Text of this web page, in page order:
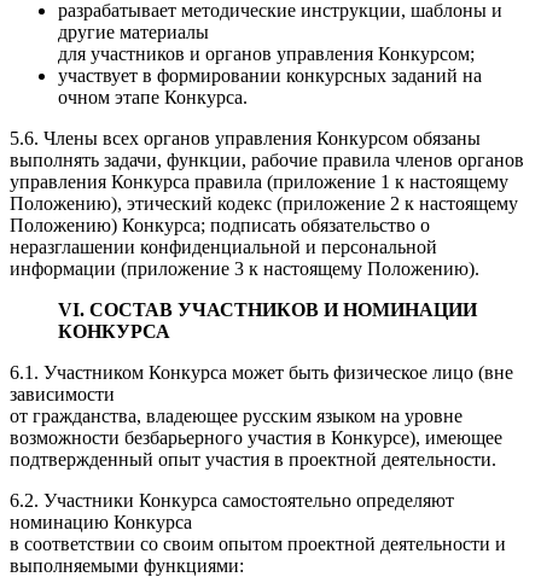
разрабатывает методические инструкции, шаблоны и
другие материалы
для участников и органов управления Конкурсом;
участвует в формировании конкурсных заданий на
очном этапе Конкурса.
5.6. Члены всех органов управления Конкурсом обязаны
выполнять задачи, функции, рабочие правила членов органов
управления Конкурса правила (приложение 1 к настоящему
Положению), этический кодекс (приложение 2 к настоящему
Положению) Конкурса; подписать обязательство о
неразглашении конфиденциальной и персональной
информации (приложение 3 к настоящему Положению).
VI. СОСТАВ УЧАСТНИКОВ И НОМИНАЦИИ
КОНКУРСА
6.1. Участником Конкурса может быть физическое лицо (вне
зависимости
от гражданства, владеющее русским языком на уровне
возможности безбарьерного участия в Конкурсе), имеющее
подтвержденный опыт участия в проектной деятельности.
6.2. Участники Конкурса самостоятельно определяют
номинацию Конкурса
в соответствии со своим опытом проектной деятельности и
выполняемыми функциями: